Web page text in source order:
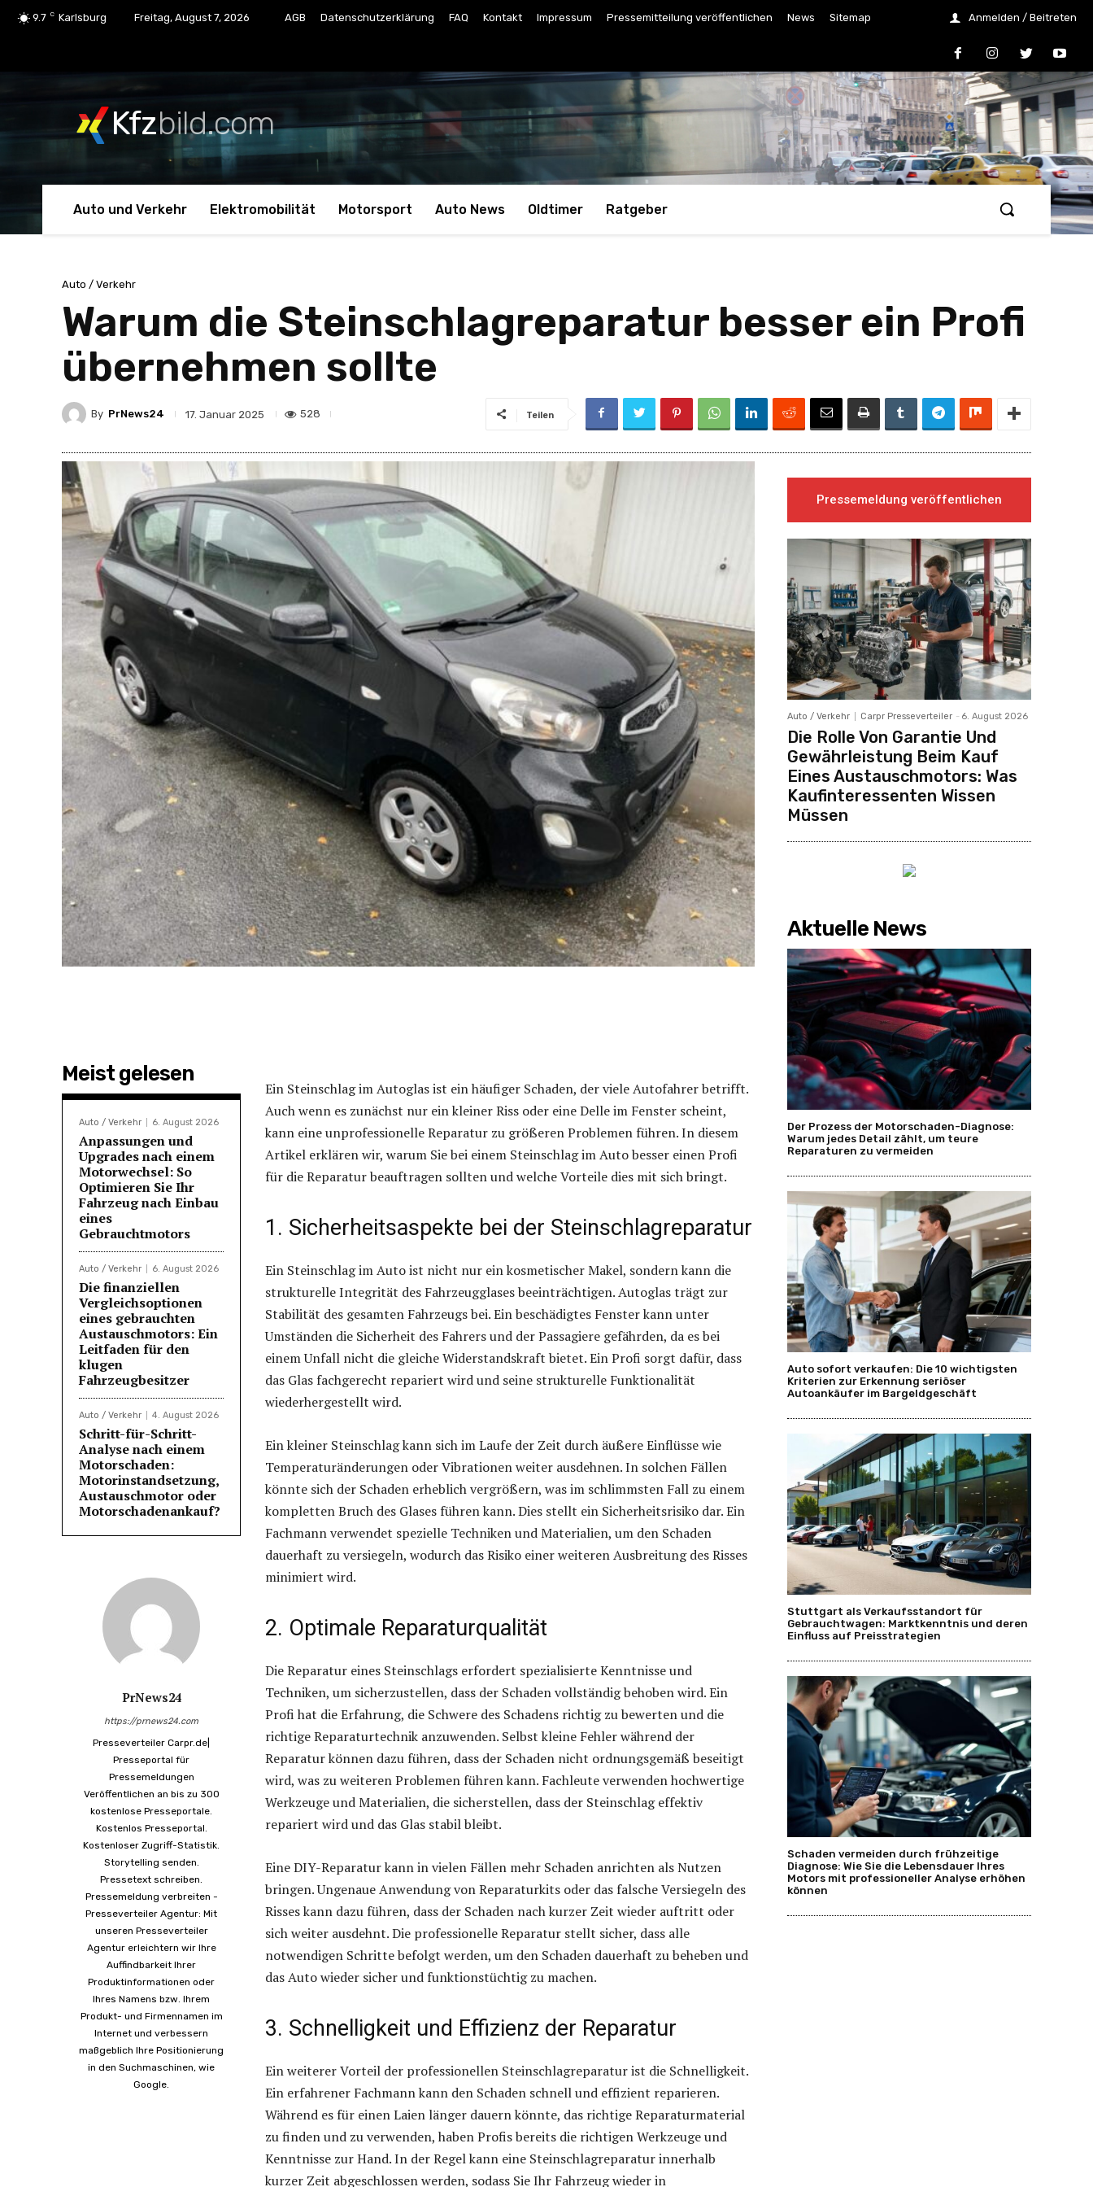
9.7 C Karlsburg Freitag, August 7, 2026 AGB Datenschutzerklärung FAQ Kontakt Impressum Pressemitteilung veröffentlichen News Sitemap Anmelden / Beitreten
Kfzbild.com
Auto und Verkehr Elektromobilität Motorsport Auto News Oldtimer Ratgeber
Auto / Verkehr
Warum die Steinschlagreparatur besser ein Profi
übernehmen sollte
By PrNews24 17. Januar 2025 528 Teilen
Meist gelesen
Auto / Verkehr 6. August 2026
Anpassungen und
Upgrades nach einem
Motorwechsel: So
Optimieren Sie Ihr
Fahrzeug nach Einbau
eines
Gebrauchtmotors
Auto / Verkehr 6. August 2026
Die finanziellen
Vergleichsoptionen
eines gebrauchten
Austauschmotors: Ein
Leitfaden für den
klugen
Fahrzeugbesitzer
Auto / Verkehr 4. August 2026
Schritt-für-Schritt-
Analyse nach einem
Motorschaden:
Motorinstandsetzung,
Austauschmotor oder
Motorschadenankauf?
PrNews24
https://prnews24.com
Presseverteiler Carpr.de|
Presseportal für
Pressemeldungen
Veröffentlichen an bis zu 300
kostenlose Presseportale.
Kostenlos Presseportal.
Kostenloser Zugriff-Statistik.
Storytelling senden.
Pressetext schreiben.
Pressemeldung verbreiten -
Presseverteiler Agentur: Mit
unseren Presseverteiler
Agentur erleichtern wir Ihre
Auffindbarkeit Ihrer
Produktinformationen oder
Ihres Namens bzw. Ihrem
Produkt- und Firmennamen im
Internet und verbessern
maßgeblich Ihre Positionierung
in den Suchmaschinen, wie
Google.
Ein Steinschlag im Autoglas ist ein häufiger Schaden, der viele Autofahrer betrifft.
Auch wenn es zunächst nur ein kleiner Riss oder eine Delle im Fenster scheint,
kann eine unprofessionelle Reparatur zu größeren Problemen führen. In diesem
Artikel erklären wir, warum Sie bei einem Steinschlag im Auto besser einen Profi
für die Reparatur beauftragen sollten und welche Vorteile dies mit sich bringt.
1. Sicherheitsaspekte bei der Steinschlagreparatur
Ein Steinschlag im Auto ist nicht nur ein kosmetischer Makel, sondern kann die
strukturelle Integrität des Fahrzeugglases beeinträchtigen. Autoglas trägt zur
Stabilität des gesamten Fahrzeugs bei. Ein beschädigtes Fenster kann unter
Umständen die Sicherheit des Fahrers und der Passagiere gefährden, da es bei
einem Unfall nicht die gleiche Widerstandskraft bietet. Ein Profi sorgt dafür, dass
das Glas fachgerecht repariert wird und seine strukturelle Funktionalität
wiederhergestellt wird.
Ein kleiner Steinschlag kann sich im Laufe der Zeit durch äußere Einflüsse wie
Temperaturänderungen oder Vibrationen weiter ausdehnen. In solchen Fällen
könnte sich der Schaden erheblich vergrößern, was im schlimmsten Fall zu einem
kompletten Bruch des Glases führen kann. Dies stellt ein Sicherheitsrisiko dar. Ein
Fachmann verwendet spezielle Techniken und Materialien, um den Schaden
dauerhaft zu versiegeln, wodurch das Risiko einer weiteren Ausbreitung des Risses
minimiert wird.
2. Optimale Reparaturqualität
Die Reparatur eines Steinschlags erfordert spezialisierte Kenntnisse und
Techniken, um sicherzustellen, dass der Schaden vollständig behoben wird. Ein
Profi hat die Erfahrung, die Schwere des Schadens richtig zu bewerten und die
richtige Reparaturtechnik anzuwenden. Selbst kleine Fehler während der
Reparatur können dazu führen, dass der Schaden nicht ordnungsgemäß beseitigt
wird, was zu weiteren Problemen führen kann. Fachleute verwenden hochwertige
Werkzeuge und Materialien, die sicherstellen, dass der Steinschlag effektiv
repariert wird und das Glas stabil bleibt.
Eine DIY-Reparatur kann in vielen Fällen mehr Schaden anrichten als Nutzen
bringen. Ungenaue Anwendung von Reparaturkits oder das falsche Versiegeln des
Risses kann dazu führen, dass der Schaden nach kurzer Zeit wieder auftritt oder
sich weiter ausdehnt. Die professionelle Reparatur stellt sicher, dass alle
notwendigen Schritte befolgt werden, um den Schaden dauerhaft zu beheben und
das Auto wieder sicher und funktionstüchtig zu machen.
3. Schnelligkeit und Effizienz der Reparatur
Ein weiterer Vorteil der professionellen Steinschlagreparatur ist die Schnelligkeit.
Ein erfahrener Fachmann kann den Schaden schnell und effizient reparieren.
Während es für einen Laien länger dauern könnte, das richtige Reparaturmaterial
zu finden und zu verwenden, haben Profis bereits die richtigen Werkzeuge und
Kenntnisse zur Hand. In der Regel kann eine Steinschlagreparatur innerhalb
kurzer Zeit abgeschlossen werden, sodass Sie Ihr Fahrzeug wieder in
Pressemeldung veröffentlichen
Auto / Verkehr Carpr Presseverteiler - 6. August 2026
Die Rolle Von Garantie Und
Gewährleistung Beim Kauf
Eines Austauschmotors: Was
Kaufinteressenten Wissen
Müssen
Aktuelle News
Der Prozess der Motorschaden-Diagnose:
Warum jedes Detail zählt, um teure
Reparaturen zu vermeiden
Auto sofort verkaufen: Die 10 wichtigsten
Kriterien zur Erkennung seriöser
Autoankäufer im Bargeldgeschäft
Stuttgart als Verkaufsstandort für
Gebrauchtwagen: Marktkenntnis und deren
Einfluss auf Preisstrategien
Schaden vermeiden durch frühzeitige
Diagnose: Wie Sie die Lebensdauer Ihres
Motors mit professioneller Analyse erhöhen
können